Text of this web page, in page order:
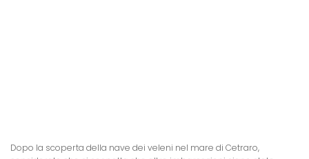
Dopo la scoperta della nave dei veleni nel mare di Cetraro,